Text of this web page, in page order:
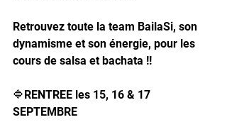
Retrouvez toute la team BailaSi, son
dynamisme et son énergie, pour les
cours de salsa et bachata !!
🔷RENTREE les 15, 16 & 17
SEPTEMBRE